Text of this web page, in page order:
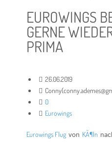
EUROWINGS
GERNE
PRIMA
26.06.2019
0
Eurowings
Eurowings Flug von KÃ¶ln